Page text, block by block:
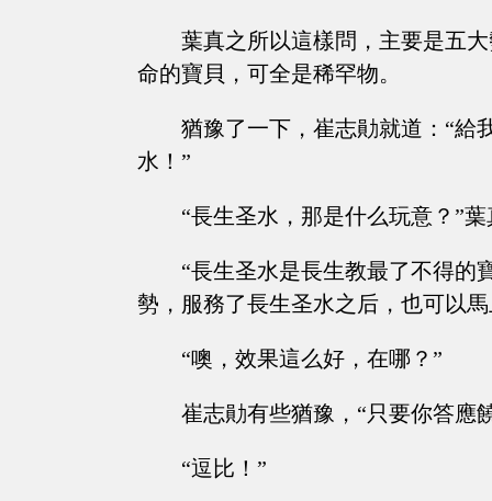
葉真之所以這樣問，主要是五
命的寶貝，可全是稀罕物。
猶豫了一下，崔志勛就道：“給
水！”
“長生圣水，那是什么玩意？”
“長生圣水是長生教最了不得的
勢，服務了長生圣水之后，也可以
“噢，效果這么好，在哪？”
崔志勛有些猶豫，“只要你答應
“逗比！”